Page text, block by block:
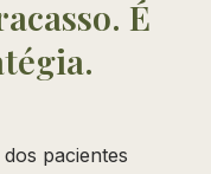
É
pacientes